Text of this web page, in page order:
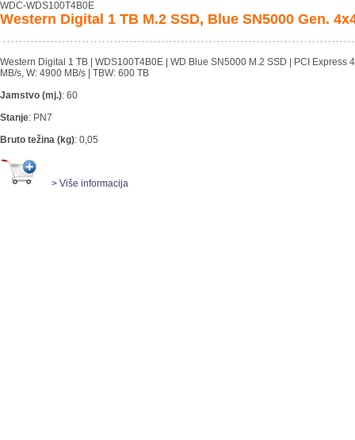
WDC-WDS100T4B0E
Western Digital 1 TB M.2 SSD, Blue SN5000 Gen.
Western Digital 1 TB | WDS100T4B0E | WD Blue SN5000 M.2 SSD | PCI Express
MB/s, W: 4900 MB/s | TBW: 600 TB
Jamstvo (mj.): 60
Stanje: PN7
Bruto težina (kg): 0,05
> Više informacija